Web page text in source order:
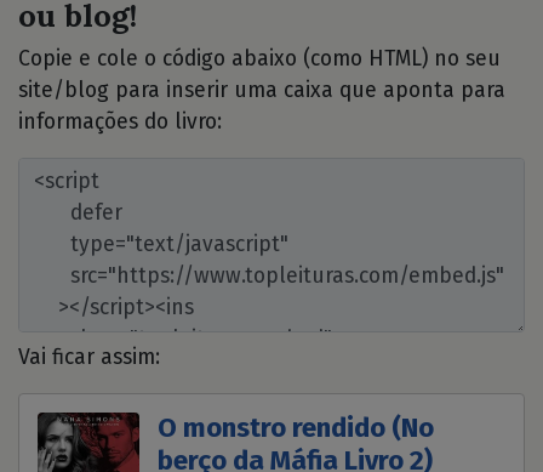
ou blog!
Copie e cole o código abaixo (como HTML) no seu
site/blog para inserir uma caixa que aponta para
informações do livro:
Vai ficar assim:
O monstro rendido (No
berço da Máfia Livro 2)